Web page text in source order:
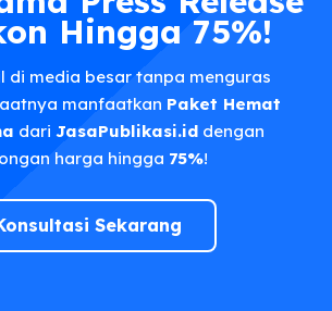
Hingga 75%!
di media besar tanpa menguras
manfaatkan Paket Hemat
dari JasaPublikasi.iddengan
harga hingga 75%!
Sekarang